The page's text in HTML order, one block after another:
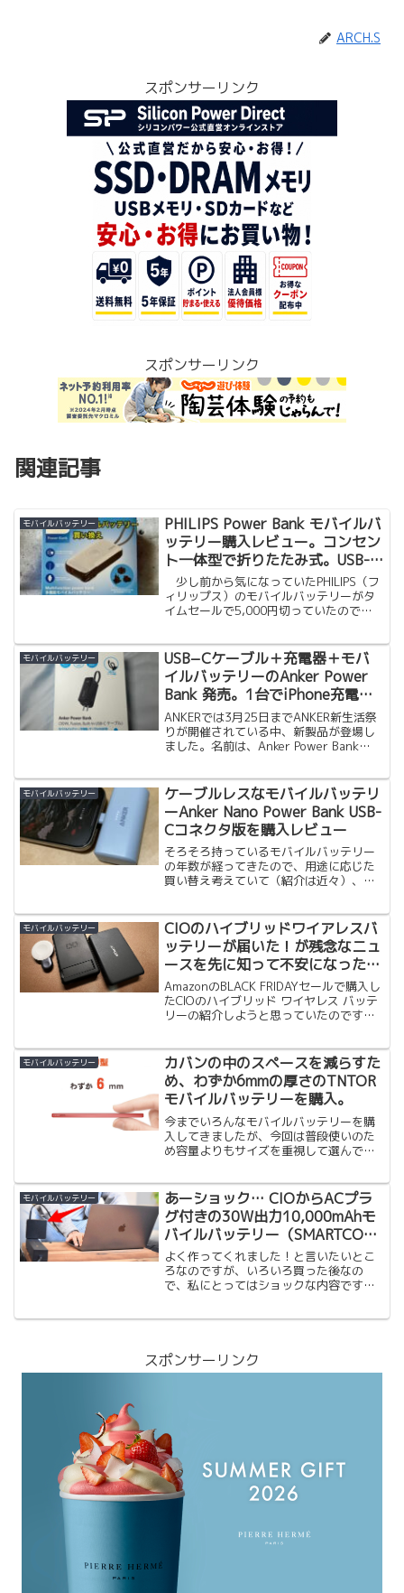
ARCH.S
スポンサーリンク
スポンサーリンク
関連記事
モバイルバッテリー
PHILIPS Power Bank モバイルバ
ッテリー購入レビュー。コンセン
ト一体型で折りたたみ式。USB-C
ケーブル付、パススルー機能、容
量10,000mAh、Apple Watch対
応でリーズナブルな価格は嬉し
少し前から気になっていたPHILIPS（フ
ィリップス）のモバイルバッテリーがタ
イムセールで5,000円切っていたので購
すが、そろそろ買い替えを考えていまし
た。こういう注意喚起のメールも嬉しい
ところです。
モバイルバッテリー
USB−Cケーブル＋充電器＋モバ
イルバッテリーのAnker Power
Bank 発売。1台でiPhone充電に
必要なモノが揃ってるので買わな
い理由が無かったです。
ANKERでは3月25日までANKER新生活祭
りが開催されている中、新製品が登場し
ました。名前は、Anker Power Bank
ル) 長い名前！しかし、待望のケーブル
＋充電...
モバイルバッテリー
ケーブルレスなモバイルバッテリ
ーAnker Nano Power Bank USB-
Cコネクタ版を購入レビュー
そろそろ持っているモバイルバッテリー
の年数が経ってきたので、用途に応じた
買い替え考えていて（紹介は近々）、そ
Power Bank(22.5W, Built-I...
モバイルバッテリー
CIOのハイブリッドワイアレスバ
ッテリーが届いた！が残念なニュ
ースを先に知って不安になったり
期待したりで最終的にはガッカリ
終了
AmazonのBLACK FRIDAYセールで購入し
たCIOのハイブリッド ワイヤレス バッテ
リーの紹介しようと思っていたのです
にすることにしました。iPhoneやAi...
モバイルバッテリー
カバンの中のスペースを減らすた
め、わずか6mmの厚さのTNTOR
モバイルバッテリーを購入。
今までいろんなモバイルバッテリーを購
入してきましたが、今回は普段使いのた
め容量よりもサイズを重視して選んで購
トカード6枚分） 。財布にも入れれそう
です。普段の仕事用カバンや、ウェスト
バッグに入れれるよう...
モバイルバッテリー
あーショック… CIOからACプラ
グ付きの30W出力10,000mAhモ
バイルバッテリー（SMARTCOBY
Pro PLUG）が出るなんて。
よく作ってくれました！と言いたいとこ
ろなのですが、いろいろ買った後なの
で、私にとってはショックな内容です。
スポンサーリンク